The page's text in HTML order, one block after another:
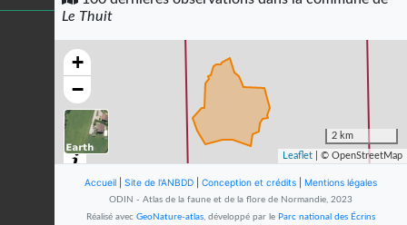
Fringilla coelebsLinnaeus, 1758
observations
Dernière observation en
Fluoré (Le)
Colias alfacariensisRibbe, 1905
observations
Faucon pèlerin
Le Thuit
+
−
2 km
Leaflet | © OpenStreetMap
Accueil Site de l'ANBDD Conception et crédits Mentions légales
ODIN - Atlas de la faune et de la flore de Normandie, 2023
Réalisé avec GeoNature-atlas, développé par le Parc national des Écrins